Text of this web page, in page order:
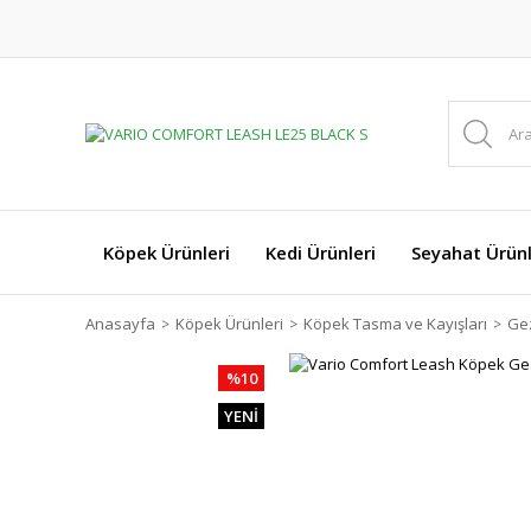
Köpek Ürünleri Kedi Ürünleri Seyahat
Anasayfa Köpek Ürünleri Köpek Tasma ve Kayışları
%10
YENİ